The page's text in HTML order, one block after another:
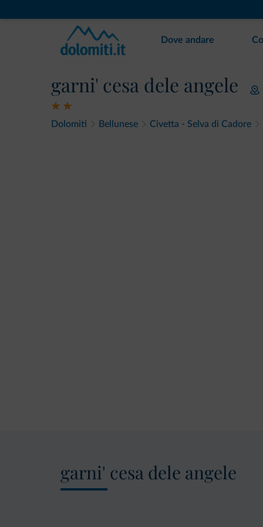
Dove andare
garni' cesa dele angele
Dolomiti Bellunese Civetta - Selva di Cadore
garni' cesa dele angele